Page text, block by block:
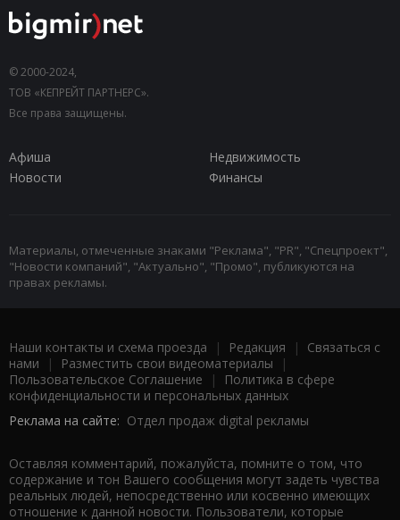
© 2000-2024,
ТОВ «КЕПРЕЙТ ПАРТНЕРС».
Все права защищены.
Афиша
Недвижимость
Новости
Финансы
Материалы, отмеченные знаками "Реклама", "PR", "Спецпроект",
"Новости компаний", "Актуально", "Промо", публикуются на
правах рекламы.
Наши контакты и схема проезда | Редакция | Связаться с
нами | Разместить свои видеоматериалы |
Пользовательское Соглашение |
Политика в сфере
конфиденциальности и персональных данных
Реклама на сайте: Отдел продаж digital рекламы
Оставляя комментарий, пожалуйста, помните о том, что
содержание и тон Вашего сообщения могут задеть чувства
реальных людей, непосредственно или косвенно имеющих
отношение к данной новости. Пользователи, которые